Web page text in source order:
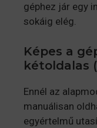
géphez jár egy
sokáig elég.
Képes a
kétoldalas
Ennél az
manuálisan
egyértelmű